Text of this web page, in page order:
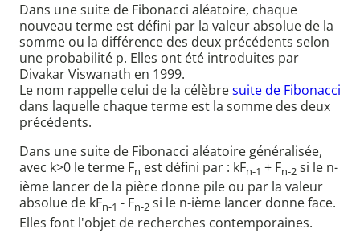
Dans une suite de Fibonacci aléatoire, chaque
nouveau terme est défini par la valeur absolue de la
somme ou la différence des deux précédents selon
une probabilité p. Elles ont été introduites par
Divakar Viswanath en 1999.
Le nom rappelle celui de la célèbresuite de Fibonacci
dans laquelle chaque terme est la somme des deux
précédents.
Dans une suite de Fibonacci aléatoire généralisée,
avec k>0 le terme Fn est défini par : kFn-1 + Fn-2 si le n-
ième lancer de la pièce donne pile ou par la valeur
absolue de kFn-1 - Fn-2 si le n-ième lancer donne face.
Elles font l'objet de recherches contemporaines.